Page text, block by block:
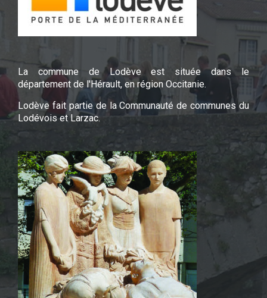
La commune de Lodève est située dans le
département de l'Hérault, en région Occitanie.
Lodève fait partie de la Communauté de communes du
Lodévois et Larzac.